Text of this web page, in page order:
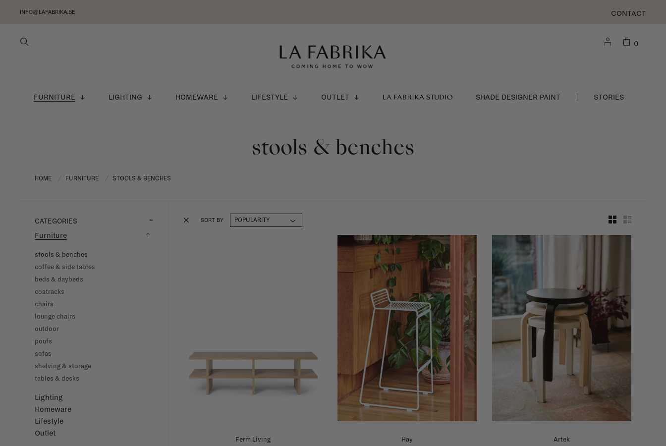
INFO@LAFABRIKA.BE CONTACT
FURNITURE LIGHTING HOMEWARE LIFESTYLE OUTLET LA FABRIKA STUDIO SHADE DESIGNER PAINT STORIES
0
stools & benches
HOME FURNITURE STOOLS & BENCHES
CATEGORIES
Furniture
stools & benches
coffee & side tables
beds & daybeds
coatracks
chairs
lounge chairs
outdoor
poufs
sofas
shelving & storage
tables & desks
Lighting
Homeware
Lifestyle
Outlet
SORT BY
Ferm Living Hay Artek